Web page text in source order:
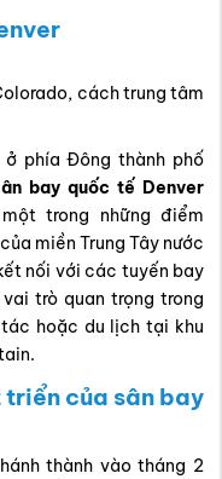
cách trung tâm
ở phía Đông thành phố
bay quốc tế Denver
trong những điểm
miền Trung Tây nước
nối với các tuyến bay
trò quan trọng trong
hoặc du lịch tại khu
của sân bay
thành vào tháng 2